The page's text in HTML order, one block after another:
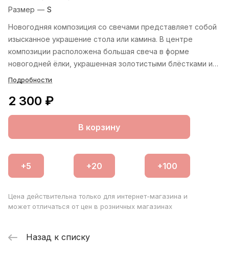
Размер — S
Новогодняя композиция со свечами представляет собой
изысканное украшение стола или камина. В центре
композиции расположена большая свеча в форме
новогодней ёлки, украшенная золотистыми блёстками и
маленькими ёлочными игрушками. Вокруг свечи
веточками, на которых висят разноцветные шары и
блестящие звёзды. Дополняют композицию
декоративные элементы в виде новогодних открыток,
шишек и фигурок Деда Мороза и Снегурочки.
Подробности
2 300 ₽
В корзину
Цена действительна только для интернет-магазина и
может отличаться от цен в розничных магазинах
Назад к списку